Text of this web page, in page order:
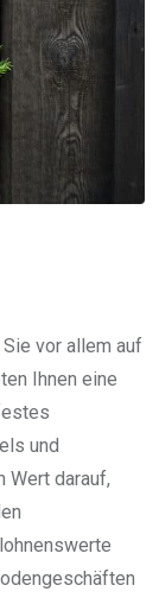
vor allem auf
Ihnen eine
und
Wert darauf,